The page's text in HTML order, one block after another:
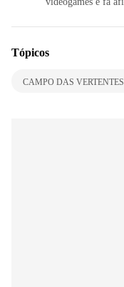
Tópicos
CAMPO DAS VERTENTES